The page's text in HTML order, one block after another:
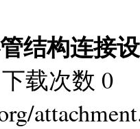
结构连接
载次数 0